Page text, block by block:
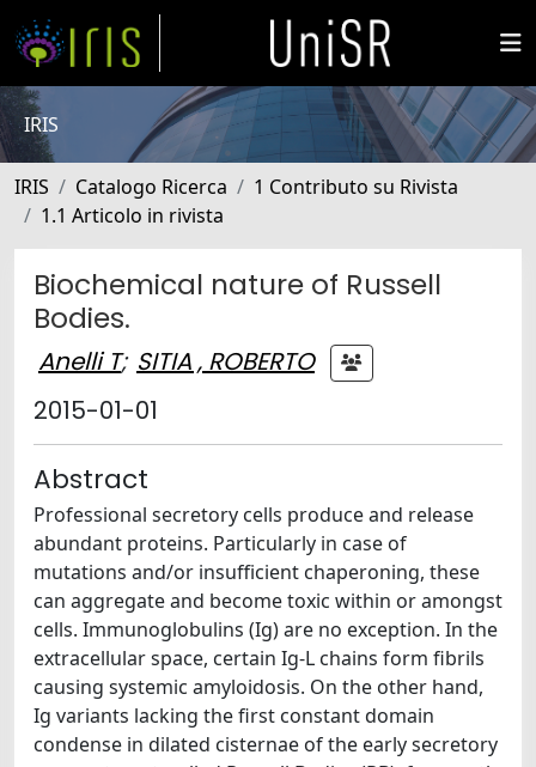
IRIS
IRIS Catalogo Ricerca
1 Contributo su Rivista
1.1 Articolo in rivista
Biochemical nature of Russell
Bodies.
Anelli T; SITIA , ROBERTO
2015-01-01
Abstract
Professional secretory cells produce and release
abundant proteins. Particularly in case of
mutations and/or insufficient chaperoning, these
can aggregate and become toxic within or amongst
cells. Immunoglobulins (Ig) are no exception. In the
extracellular space, certain Ig-L chains form fibrils
causing systemic amyloidosis. On the other hand,
Ig variants lacking the first constant domain
condense in dilated cisternae of the early secretory